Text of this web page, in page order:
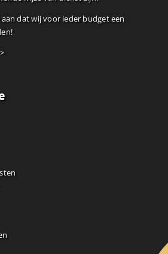
dat wij voor ieder budget een